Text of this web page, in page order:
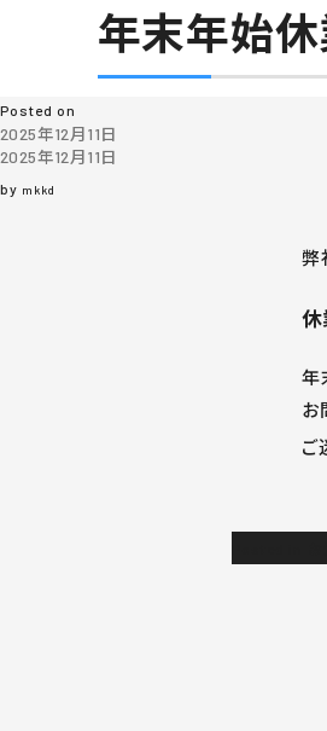
2025年12月
年末年始
Posted on
2025年12月11日
2025年12月11日
by mkkd
弊
休
年
お
ご